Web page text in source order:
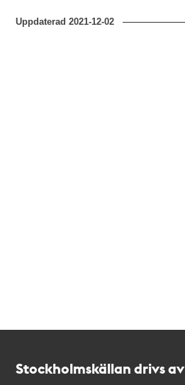
Uppdaterad2021-12-02
Stockholmskällan drivs av